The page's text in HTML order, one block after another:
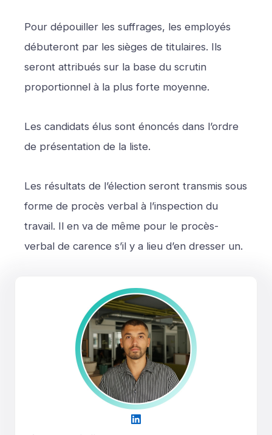
Pour dépouiller les suffrages, les employés
débuteront par les sièges de titulaires. Ils
seront attribués sur la base du scrutin
proportionnel à la plus forte moyenne.
Les candidats élus sont énoncés dans l’ordre
de présentation de la liste.
Les résultats de l’élection seront transmis sous
forme de procès verbal à l’inspection du
travail. Il en va de même pour le procès-
verbal de carence s’il y a lieu d’en dresser un.